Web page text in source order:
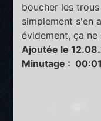
boucher les
simplement s'en
évidement, ça ne
Ajoutée le
Minutage :